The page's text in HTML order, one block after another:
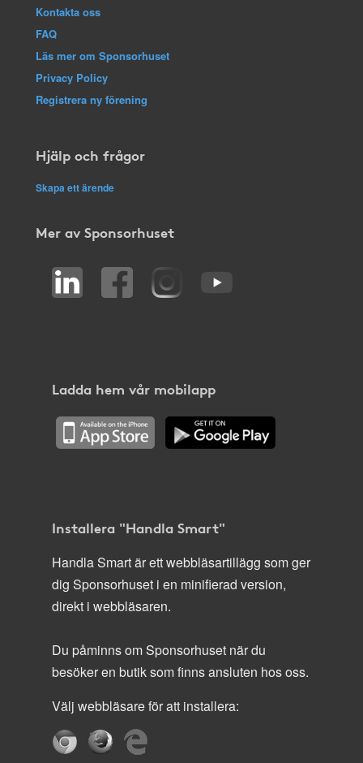
Kontakta oss
FAQ
Läs mer om Sponsorhuset
Privacy Policy
Registrera ny förening
Hjälp och frågor
Skapa ett ärende
Mer av Sponsorhuset
Ladda hem vår mobilapp
Installera "Handla Smart"
Handla Smart är ett webbläsartillägg som ger
dig Sponsorhuset i en minifierad version,
direkt i webbläsaren.
Du påminns om Sponsorhuset när du
besöker en butik som finns ansluten hos oss.
Välj webbläsare för att installera: